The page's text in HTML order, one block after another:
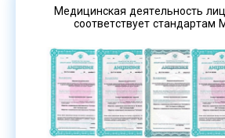
Медицинская деятельность
соответствует стандартам